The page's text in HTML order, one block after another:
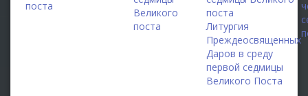
поста
Великого
поста
поста
Литургия
Преждеосвященных
Даров в среду
первой седмицы
Великого Поста